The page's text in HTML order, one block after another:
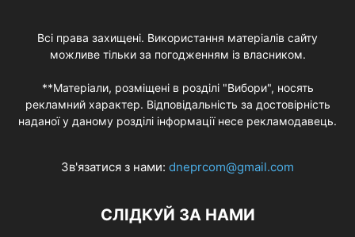
Всі права захищені. Використання матеріалів сайту
можливе тільки за погодженням із власником.
**Матеріали, розміщені в розділі "Вибори", носять
рекламний характер. Відповідальність за достовірність
наданої у даному розділі інформації несе рекламодавець.
Зв'язатися з нами: dneprcom@gmail.com
СЛІДКУЙ ЗА НАМИ